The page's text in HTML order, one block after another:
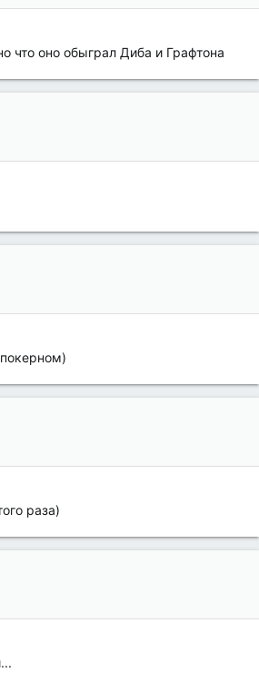
что оно обыграл Диба и Графтона
раза)